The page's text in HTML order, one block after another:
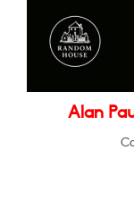
Alan